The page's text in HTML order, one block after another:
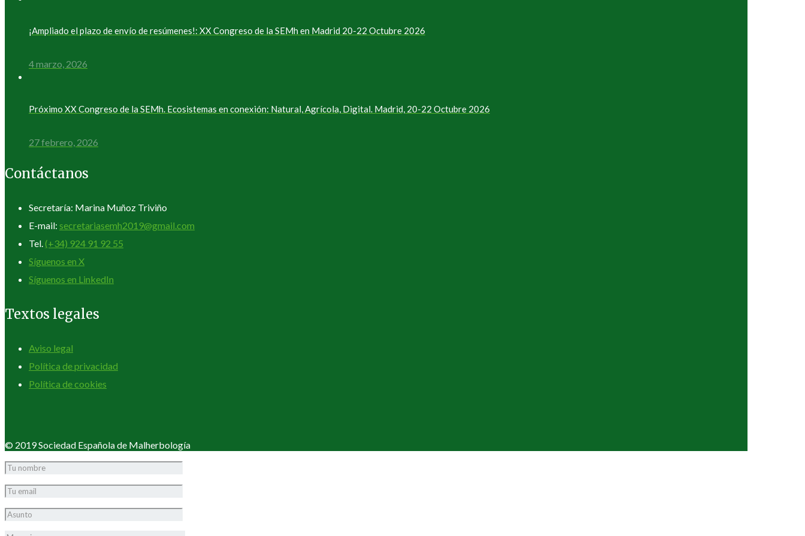
¡Ampliado el plazo de envío de resúmenes!: XX Congreso de la SEMh en Madrid 20-22 Octubre 2026
4 marzo, 2026
Próximo XX Congreso de la SEMh. Ecosistemas en conexión: Natural, Agrícola, Digital. Madrid, 20-22 Octubre 2026
27 febrero, 2026
Contáctanos
Secretaría: Marina Muñoz Triviño
E-mail: secretariasemh2019@gmail.com
Tel. (+34) 924 91 92 55
Síguenos en X
Síguenos en LinkedIn
Textos legales
Aviso legal
Política de privacidad
Política de cookies
© 2019 Sociedad Española de Malherbología